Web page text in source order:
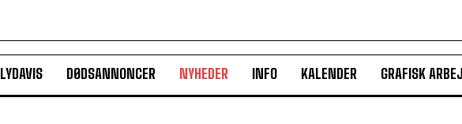
LYDAVIS DØDSANNONCER NYHEDER INFO KALENDER GRAFISK